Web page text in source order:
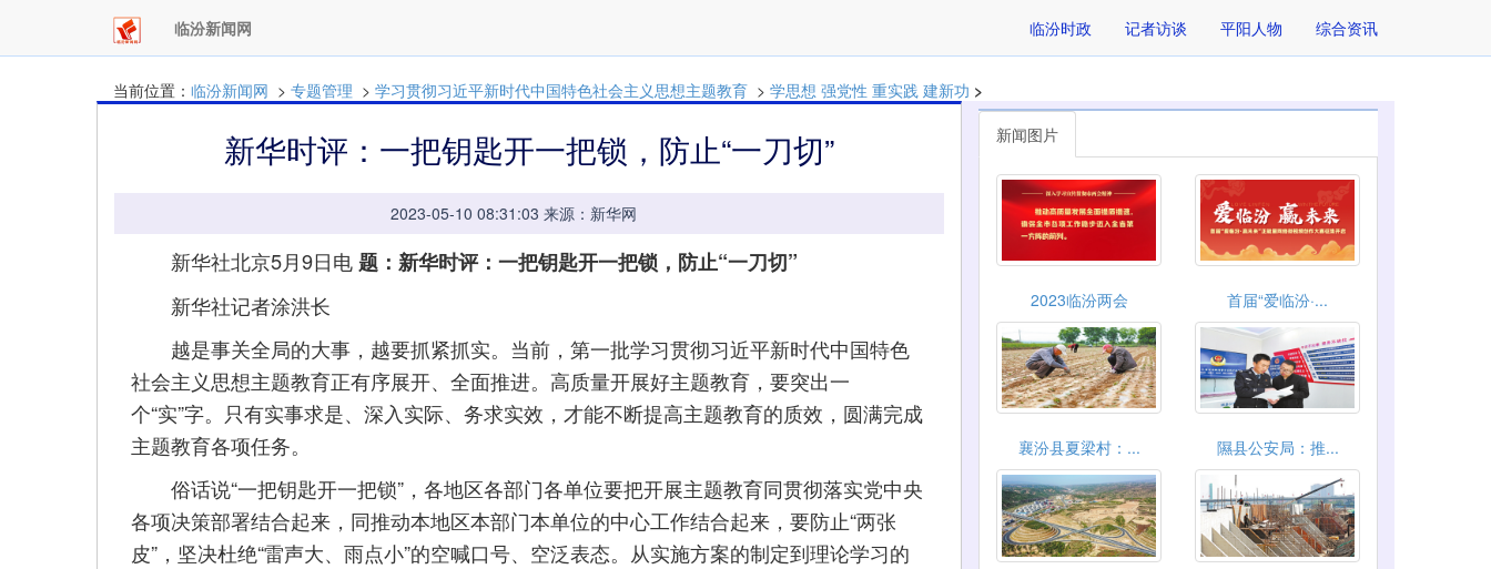
临汾新闻网 临汾时政 记者访谈 平阳人物 综合资讯
当前位置： 临汾新闻网 > 专题管理 > 学习贯彻习近平新时代中国特色社会主义思想主题教育 > 学思想 强党性 重实践 建新功 >
新华时评：一把钥匙开一把锁，防止“一刀切”
2023-05-10 08:31:03 来源：新华网
新华社北京5月9日电题：新华时评：一把钥匙开一把锁，防止“一刀切”
新华社记者涂洪长
越是事关全局的大事，越要抓紧抓实。当前，第一批学习贯彻习近平新时代中国特色
社会主义思想主题教育正有序展开、全面推进。高质量开展好主题教育，要突出一
个“实”字。只有实事求是、深入实际、务求实效，才能不断提高主题教育的质效，圆满完成
主题教育各项任务。
俗话说“一把钥匙开一把锁”，各地区各部门各单位要把开展主题教育同贯彻落实党中央
各项决策部署结合起来，同推动本地区本部门本单位的中心工作结合起来，要防止“两张
皮”，坚决杜绝“雷声大、雨点小”的空喊口号、空泛表态。从实施方案的制定到理论学习的
新闻图片
2023临汾两会 首届“爱临汾·...
襄汾县夏梁村：... 隰县公安局：推...